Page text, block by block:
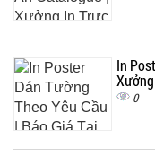
In
Xưởng
0